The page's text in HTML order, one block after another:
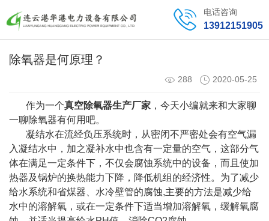
电话咨询
13912151905
除氧器是何原理？
288 2020-05-25
作为一个真空除氧器生产厂家 ，今天小编就来和大家聊
一聊除氧器有何用吧。
凝结水在流经负压系统时，从密闭不严密处会有空气漏
入凝结水中，加之凝补水中也含有一定量的空气，这部分气
体在满足一定条件下，不仅会腐蚀系统中的设备，而且使加
热器及锅炉的换热能力下降，降低机组的经济性。为了减少
给水系统和省煤器、水冷壁管的腐蚀,主要的方法是减少给
水中的溶解氧，或在一定条件下适当增加溶解氧，缓解氧腐